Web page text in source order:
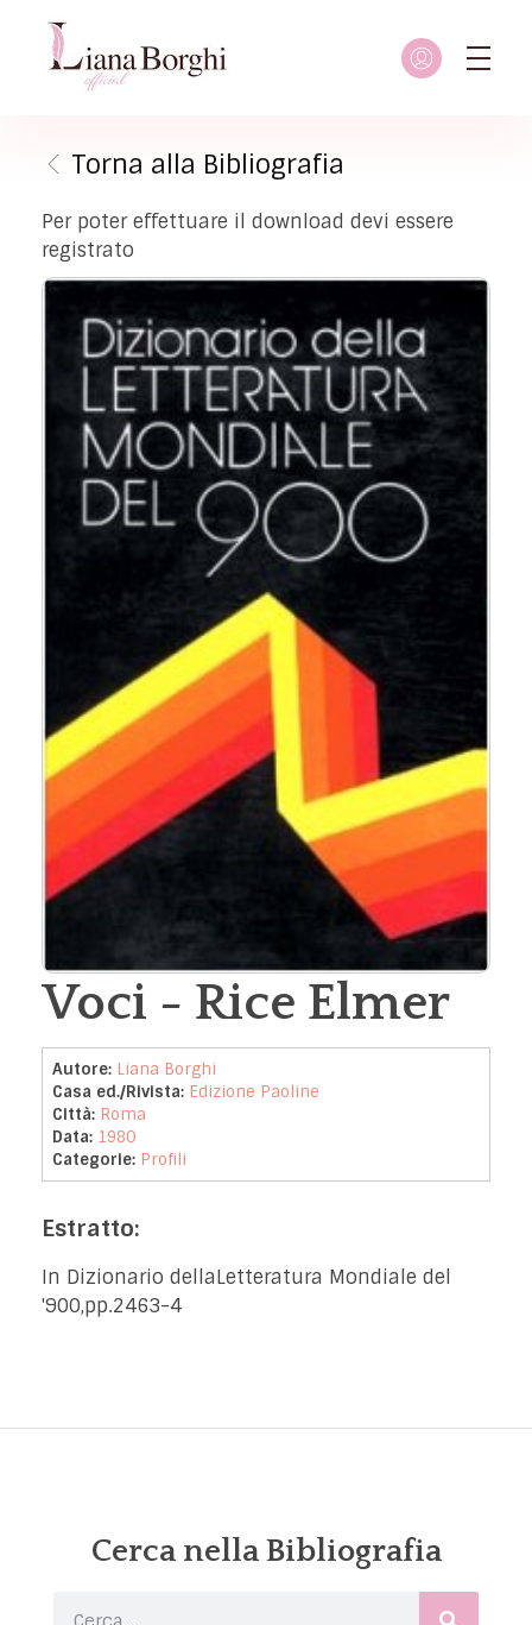
Torna alla Bibliografia
Per poter effettuare il download devi essere
registrato
Voci - Rice Elmer
Autore: Liana Borghi
Casa ed./Rivista: Edizione Paoline
Città: Roma
Data: 1980
Categorie: Profili
Estratto:
In Dizionario dellaLetteratura Mondiale del
'900,pp.2463-4
Cerca nella Bibliografia